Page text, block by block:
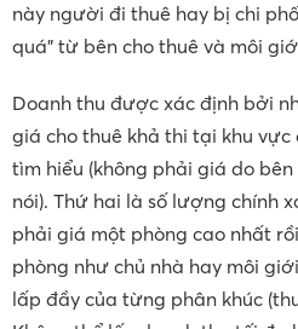
này người đi thuê hay bị chi
quá” từ bên cho thuê và môi
Doanh thu được xác định bởi
giá cho thuê khả thi tại khu vực
tìm hiểu (không phải giá do
nói). Thứ hai là số lượng chính
phải giá một phòng cao nhất
phòng như chủ nhà hay môi
lấp đầy của từng phân khúc